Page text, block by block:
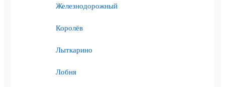
Железнодорожный
Королёв
Лыткарино
Лобня